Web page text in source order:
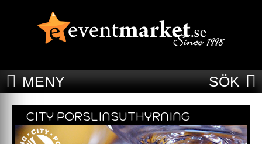
MENY SÖK
CITY PORSLINSUTHYRNING